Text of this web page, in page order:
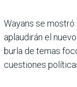
Wayans se
aplaudirán el
burla de temas
cuestiones